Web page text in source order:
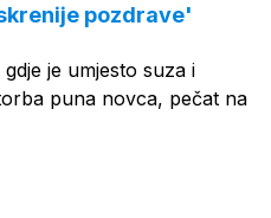
pozdrave'
je umjesto suza i
puna novca, pečat na